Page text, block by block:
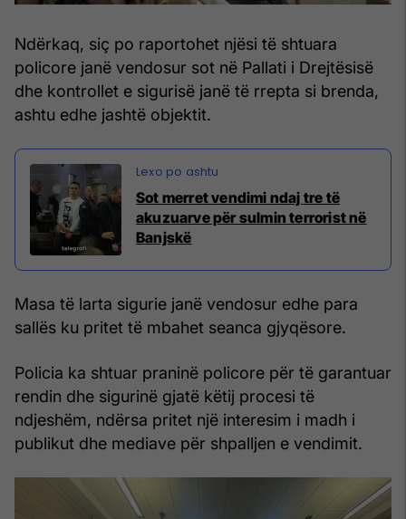
Ndërkaq, siç po raportohet njësi të shtuara
policore janë vendosur sot në Pallati i Drejtësisë
dhe kontrollet e sigurisë janë të rrepta si brenda,
ashtu edhe jashtë objektit.
Sot merret vendimi ndaj tre të
akuzuarve për sulmin terrorist në
Banjskë
Masa të larta sigurie janë vendosur edhe para
sallës ku pritet të mbahet seanca gjyqësore.
Policia ka shtuar praninë policore për të garantuar
rendin dhe sigurinë gjatë këtij procesi të
ndjeshëm, ndërsa pritet një interesim i madh i
publikut dhe mediave për shpalljen e vendimit.